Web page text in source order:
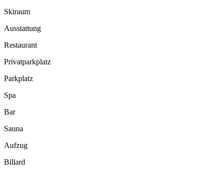
Skiraum
Ausstattung
Restaurant
Privatparkplatz
Parkplatz
Spa
Bar
Sauna
Aufzug
Billard